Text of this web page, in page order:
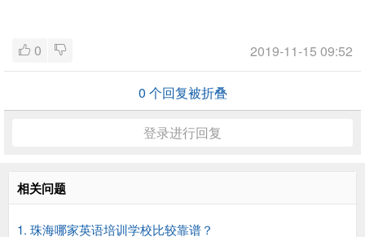
0 2019-11-15 09:52
0 个回复被折叠
登录进行回复
相关问题
1. 珠海哪家英语培训学校比较靠谱？